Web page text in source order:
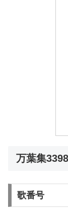
万葉集
歌番号